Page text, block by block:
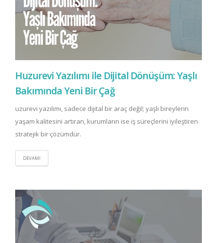
Huzurevi Yazılımı ile Dijital Dönüşüm: Yaşlı
Bakımında Yeni Bir Çağ
uzurevi yazılımı, sadece dijital bir araç değil; yaşlı bireylerin
yaşam kalitesini artıran, kurumların ise iş süreçlerini iyileştiren
stratejik bir çözümdür.
DEVAMI